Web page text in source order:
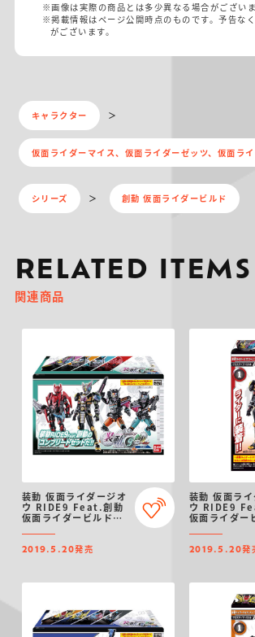
※画像は実際の商品とは多少異なる場合がございま
※掲載情報はページ公開時点のものです。予告な
がございます。
キャラクター
仮面ライダーマイス、仮面ライダーゼッツ、仮面ラ
シリーズ 創動 仮面ライダービルド
RELATED ITEMS
関連商品
装動 仮面ライダージオ
ウ RIDE9 Feat.創動
仮面ライダービルドセ
2019.5.20発売
装動 仮面ラ
ウ RIDE9
仮面ライダー
2019.5.20発